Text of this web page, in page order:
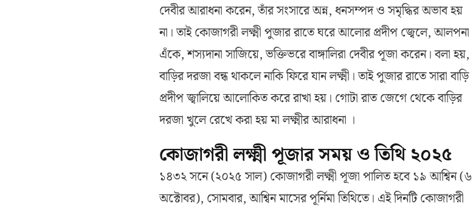
দেবীর আরাধনা করেন, তাঁর সংসারে অন্ন, ধনসম্পদ ও সমৃদ্ধির অভাব হয়
না। তাই কোজাগরী লক্ষ্মী পুজার রাতে ঘরে আলোর প্রদীপ জ্বেলে, আলপনা
এঁকে, শস্যদানা সাজিয়ে, ভক্তিভরে বাঙ্গালিরা দেবীর পূজা করেন। বলা হয়,
বাড়ির দরজা বন্ধ থাকলে নাকি ফিরে যান লক্ষ্মী। তাই পুজার রাতে সারা বাড়ি
প্রদীপ জ্বালিয়ে আলোকিত করে রাখা হয়। গোটা রাত জেগে থেকে বাড়ির
দরজা খুলে রেখে করা হয় মা লক্ষ্মীর আরাধনা ।
কোজাগরী লক্ষ্মী পূজার সময় ও তিথি ২০২৫
১৪৩২ সনে (২০২৫ সাল) কোজাগরী লক্ষ্মী পূজা পালিত হবে ১৯ আশ্বিন (৬
অক্টোবর), সোমবার, আশ্বিন মাসের পূর্নিমা তিথিতে। এই দিনটি কোজাগরী